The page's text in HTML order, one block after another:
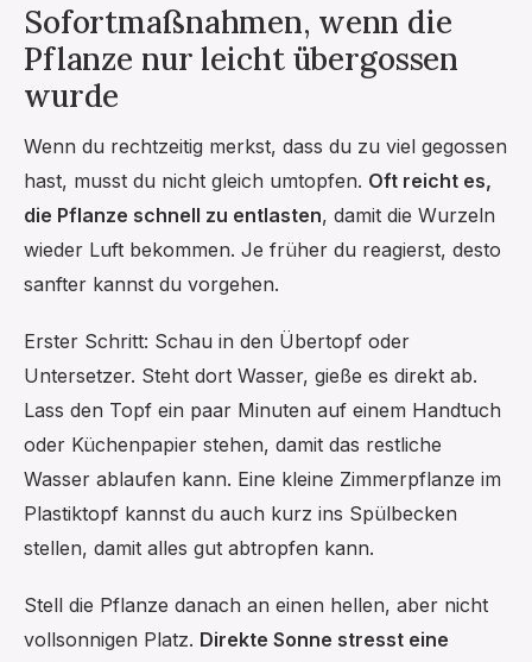
Sofortmaßnahmen, wenn die
Pflanze nur leicht übergossen
wurde
Wenn du rechtzeitig merkst, dass du zu viel gegossen
hast, musst du nicht gleich umtopfen. Oft reicht es,
die Pflanze schnell zu entlasten, damit die Wurzeln
wieder Luft bekommen. Je früher du reagierst, desto
sanfter kannst du vorgehen.
Erster Schritt: Schau in den Übertopf oder
Untersetzer. Steht dort Wasser, gieße es direkt ab.
Lass den Topf ein paar Minuten auf einem Handtuch
oder Küchenpapier stehen, damit das restliche
Wasser ablaufen kann. Eine kleine Zimmerpflanze im
Plastiktopf kannst du auch kurz ins Spülbecken
stellen, damit alles gut abtropfen kann.
Stell die Pflanze danach an einen hellen, aber nicht
vollsonnigen Platz. Direkte Sonne stresst eine